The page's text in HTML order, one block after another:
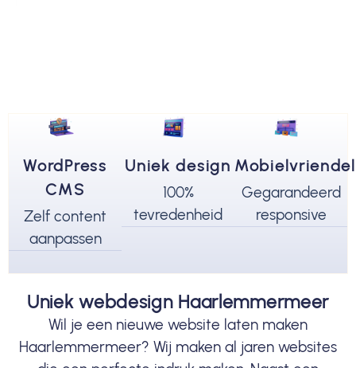
WordPress
CMS
Zelf content
aanpassen
Uniek design
100%
tevredenheid
Gegarandeerd
responsive
Uniek webdesign Haarlemmermeer
Wil je een nieuwe website laten maken
Haarlemmermeer? Wij maken al jaren websites